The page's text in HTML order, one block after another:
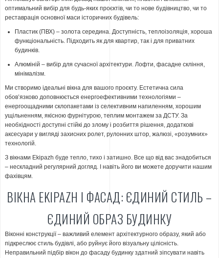
оптимальний вибір для будь-яких проєктів, чи то нове будівництво, чи то
реставрація основної маси історичних будівель:
Пластик (ПВХ) – золота середина. Доступність, теплоізоляція, хороша
функціональність. Підходить як для квартир, так і для приватних
будинків.
Алюміній – вибір для сучасної архітектури. Лофти, фасадне скління,
мінімалізм.
Ми створимо ідеальні вікна для вашого проєкту. Естетична сила
обов’язково доповнюється енергоефективними технологіями –
енергоощадними склопакетами із селективним напиленням, хорошим
ущільненням, якісною фурнітурою, теплим монтажем за ДСТУ. За
необхідності доступні стійкі до злому і розбиття рішення, додаткові
аксесуари у вигляді захисних ролет, рулонних штор, жалюзі, «розумних»
технологій.
З вікнами Ekipazh буде тепло, тихо і затишно. Все що від вас знадобиться
– нескладний регулярний догляд. І навіть його ви можете доручити нашим
фахівцям.
ВІКНА EKIPAZH І ФАСАД: ЄДИНИЙ СТИЛЬ –
ЄДИНИЙ ОБРАЗ БУДИНКУ
Віконні конструкції – важливий елемент архітектурного образу, який або
підкреслює стиль будівлі, або руйнує його візуальну цілісність.
Неправильний підбір вікон до фасаду будинку здатний зіпсувати навіть